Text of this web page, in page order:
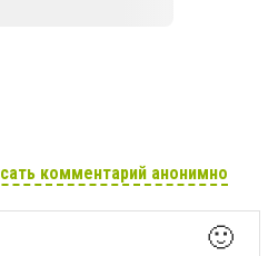
комментарий анонимно
🙂